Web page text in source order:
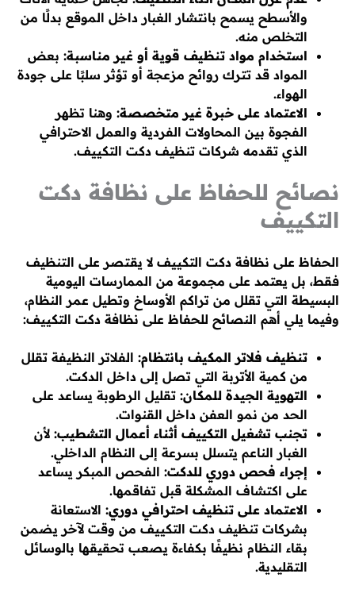
والأسطح يسمح بانتشار الغبار داخل الموقع بدلًا من
التخلص منه.
استخدام مواد تنظيف قوية أو غير مناسبة: بعض
المواد قد تترك روائح مزعجة أو تؤثر سلبًا على جودة
الهواء.
الاعتماد على خبرة غير متخصصة: وهنا تظهر
الفجوة بين المحاولات الفردية والعمل الاحترافي
الذي تقدمه شركات تنظيف دكت التكييف.
نصائح للحفاظ على نظافة دكت
التكييف
الحفاظ على نظافة دكت التكييف لا يقتصر على التنظيف
فقط، بل يعتمد على مجموعة من الممارسات اليومية
البسيطة التي تقلل من تراكم الأوساخ وتطيل عمر النظام،
وفيما يلي أهم النصائح للحفاظ على نظافة دكت التكييف:
تنظيف فلاتر المكيف بانتظام: الفلاتر النظيفة تقلل
من كمية الأتربة التي تصل إلى داخل الدكت.
التهوية الجيدة للمكان: تقليل الرطوبة يساعد على
الحد من نمو العفن داخل القنوات.
تجنب تشغيل التكييف أثناء أعمال التشطيب: لأن
الغبار الناعم يتسلل بسرعة إلى النظام الداخلي.
إجراء فحص دوري للدكت: الفحص المبكر يساعد
على اكتشاف المشكلة قبل تفاقمها.
الاعتماد على تنظيف احترافي دوري: الاستعانة
بشركات تنظيف دكت التكييف من وقت لآخر يضمن
بقاء النظام نظيفًا بكفاءة يصعب تحقيقها بالوسائل
التقليدية.